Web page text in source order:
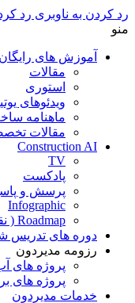
رد کردن به ناوبری رد
منو
آموزش های رایگان
مقالات
استوری
ویدئوهای
ماهنامه
مقالات
Construction AI
TV
پادکست
پرسش و
Infographic
Roadmap ( نقشه راه )
دوره های تدریس
رزومه مدیردون
پروژه های
پروژه های
خدمات مدیردون